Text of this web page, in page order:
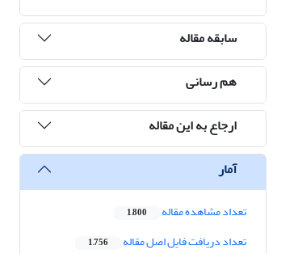
سابقه مقاله
هم رسانی
ارجاع به این مقاله
آمار
تعداد مشاهده مقاله 1,800
تعداد دریافت فایل اصل مقاله 1,756